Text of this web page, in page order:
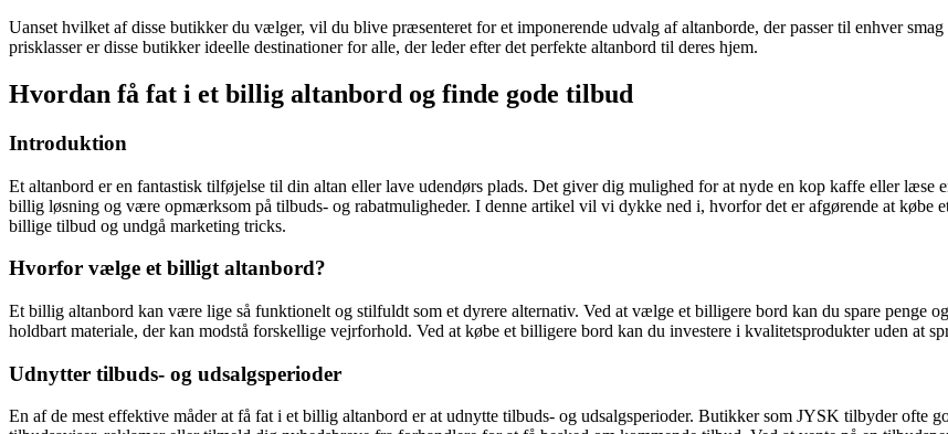
Uanset hvilket af disse butikker du vælger, vil du blive præsenteret for et imponerende udvalg af altanborde, der passer til enhver
prisklasser er disse butikker ideelle destinationer for alle, der leder efter det perfekte altanbord til deres hjem.
Hvordan få fat i et billig altanbord og finde gode tilbud
Introduktion
Et altanbord er en fantastisk tilføjelse til din altan eller lave udendørs plads. Det giver dig mulighed for at nyde en kop kaffe eller læse
billig løsning og være opmærksom på tilbuds- og rabatmuligheder. I denne artikel vil vi dykke ned i, hvorfor det er afgørende at
billige tilbud og undgå marketing tricks.
Hvorfor vælge et billigt altanbord?
Et billig altanbord kan være lige så funktionelt og stilfuldt som et dyrere alternativ. Ved at vælge et billigere bord kan du spare penge
holdbart materiale, der kan modstå forskellige vejrforhold. Ved at købe et billigere bord kan du investere i kvalitetsprodukter uden at
Udnytter tilbuds- og udsalgsperioder
En af de mest effektive måder at få fat i et billig altanbord er at udnytte tilbuds- og udsalgsperioder. Butikker som JYSK tilbyder ofte